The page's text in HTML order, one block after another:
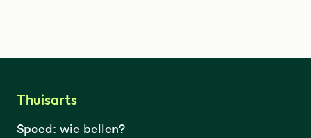
Thuisarts
Spoed: wie bellen?